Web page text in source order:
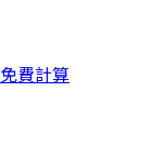
免費計算